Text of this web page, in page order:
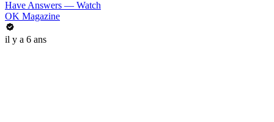
Have Answers — Watch
OK Magazine
il y a 6 ans